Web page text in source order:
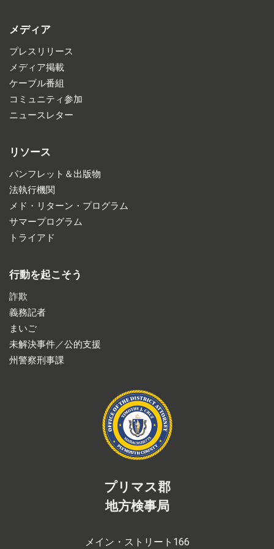
メディア
プレスリリース
メディア掲載
ケーブル番組
コミュニティ参加
ニュースレター
リソース
パンフレット＆出版物
法執行機関
メド・リターン・プログラム
サマープログラム
トライアド
行動を起こそう
詐欺
義務記者
まいご
未解決事件／公的支援
州警察刑事課
プリマス郡
地方検事局
メイン・ストリート166